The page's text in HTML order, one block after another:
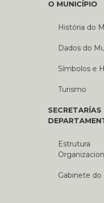
O MUNICÍPIO
História do
Dados do
Símbolos e
Turismo
SECRETARÍAS
Estrutura
Gabinete